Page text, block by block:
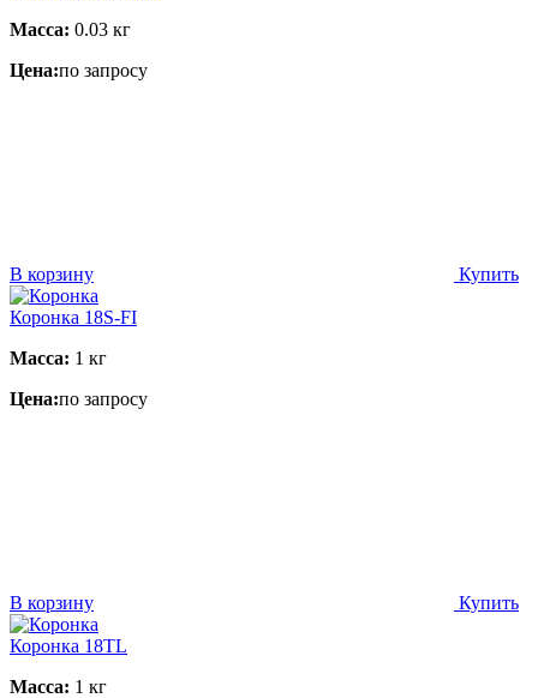
Масса: 0.03 кг
Цена:по запросу
В корзину Купить
Коронка 18S-FI
Масса: 1 кг
Цена:по запросу
В корзину Купить
Коронка 18TL
Масса: 1 кг